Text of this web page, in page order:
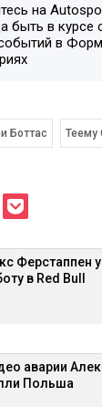
на
быть в курсе
в
Боттас Теему
Ферстаппен
в Red Bull
аварии
Польша